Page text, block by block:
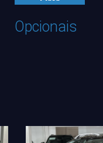
Opcionais